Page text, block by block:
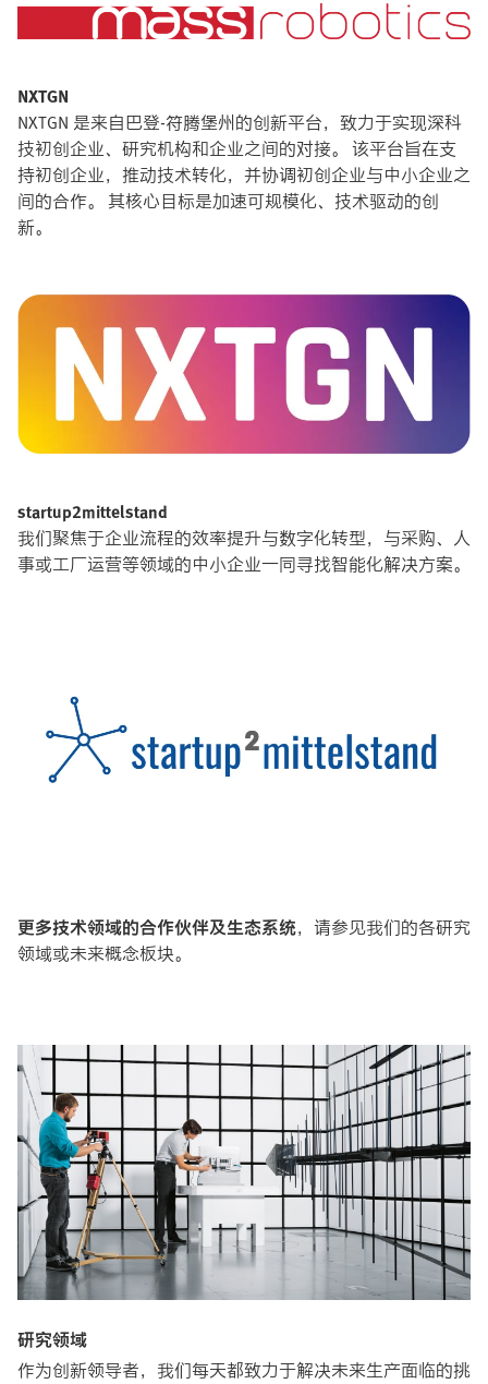
NXTGN
NXTGN 是来自巴登-符腾堡州的创新平台，致力于实现深科
技初创企业、研究机构和企业之间的对接。 该平台旨在支
持初创企业，推动技术转化，并协调初创企业与中小企业之
间的合作。 其核心目标是加速可规模化、技术驱动的创
新。
startup2mittelstand
我们聚焦于企业流程的效率提升与数字化转型，与采购、人
事或工厂运营等领域的中小企业一同寻找智能化解决方案。
更多技术领域的合作伙伴及生态系统，请参见我们的各研究
领域或未来概念板块。
研究领域
作为创新领导者，我们每天都致力于解决未来生产面临的挑